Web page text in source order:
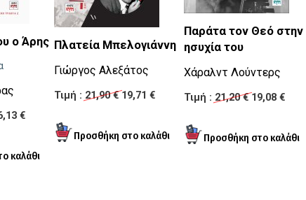
ο Άρης
€
Πλατεία Μπελογιάννη
Γιώργος Αλεξάτος
Τιμή : 21,90 €19,71 €
Παράτα τον Θεό στην
ησυχία του
Χάραλντ Λούντερς
Τιμή : 21,20 €19,08 €